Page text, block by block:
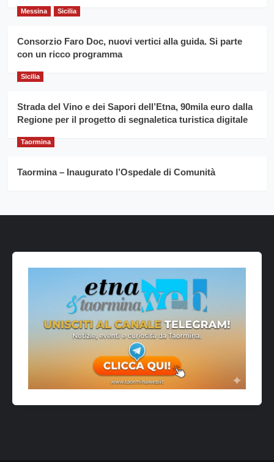
Messina Sicilia
Consorzio Faro Doc, nuovi vertici alla guida. Si parte
con un ricco programma
Sicilia
Strada del Vino e dei Sapori dell’Etna, 90mila euro dalla
Regione per il progetto di segnaletica turistica digitale
Taormina
Taormina – Inaugurato l’Ospedale di Comunità